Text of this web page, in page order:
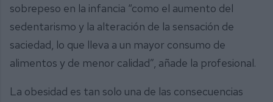
sobrepeso en la infancia “como el aumento del
sedentarismo y la alteración de la sensación de
saciedad, lo que lleva a un mayor consumo de
alimentos y de menor calidad”, añade la profesional.
La obesidad es tan solo una de las consecuencias